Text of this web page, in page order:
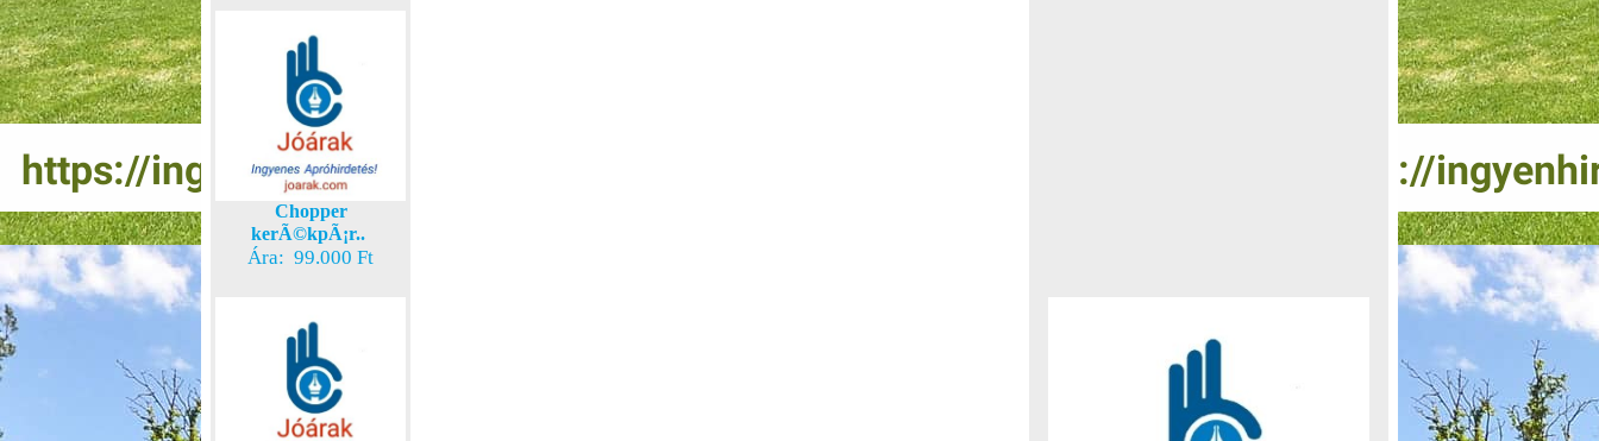
Chopper
kerÃ©kpÃ¡r..
Ára: 99.000 Ft